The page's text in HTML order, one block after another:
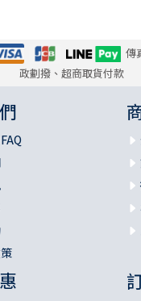
傳
政劃撥、超商取貨付款